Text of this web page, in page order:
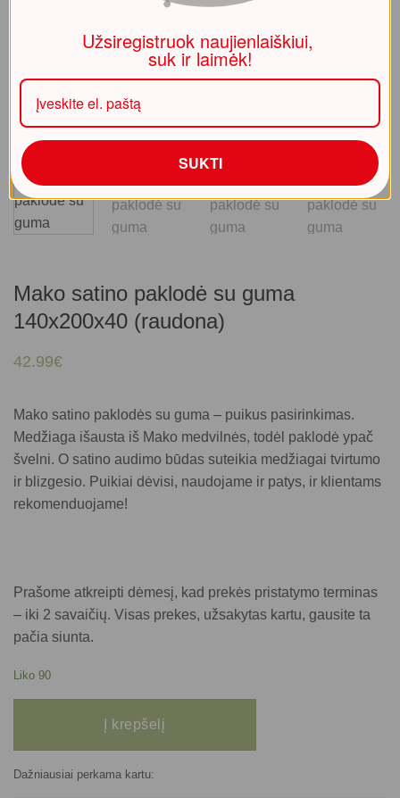
Mako satino paklodė su guma
140x200x40 (raudona)
42.99€
Mako satino paklodės su guma – puikus pasirinkimas.
Medžiaga išausta iš Mako medvilnės, todėl paklodė ypač
švelni. O satino audimo būdas suteikia medžiagai tvirtumo
ir blizgesio. Puikiai dėvisi, naudojame ir patys, ir klientams
rekomenduojame!
Prašome atkreipti dėmesį, kad prekės pristatymo terminas
– iki 2 savaičių. Visas prekes, užsakytas kartu, gausite ta
pačia siunta.
Liko 90
Į krepšelį
Dažniausiai perkama kartu:
Užsiregistruok naujienlaiškiui,
suk ir laimėk!
SUKTI